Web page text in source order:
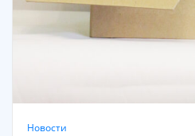
Новости